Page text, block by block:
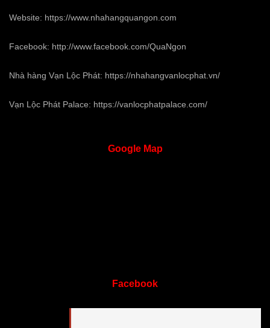
Website: https://www.nhahangquangon.com
Facebook: http://www.facebook.com/QuaNgon
Nhà hàng Vạn Lộc Phát: https://nhahangvanlocphat.vn/
Vạn Lộc Phát Palace: https://vanlocphatpalace.com/
GoogleMap
Facebook